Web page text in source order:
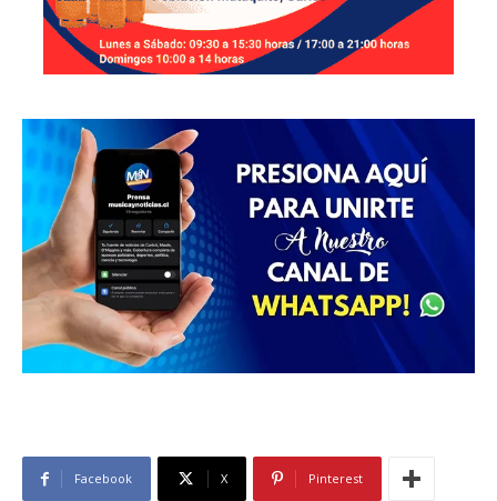
Facebook X Pinterest